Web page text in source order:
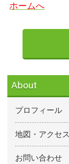
ホームへ
About
プロフィール
地図・アクセス
お問い合わせ